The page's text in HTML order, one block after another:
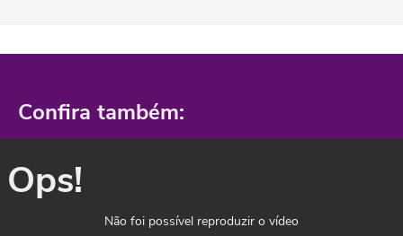
Confira também:
Ops!
Não foi possível reproduzir o vídeo